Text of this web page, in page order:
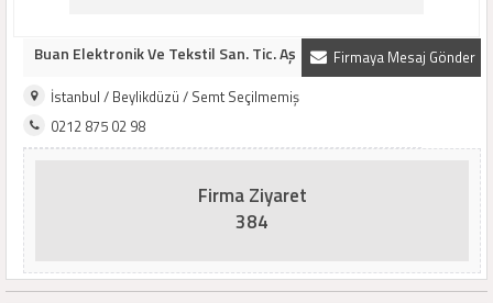
Firmaya Mesaj Gönder
Buan Elektronik Ve Tekstil San. Tic. Aş
İstanbul / Beylikdüzü / Semt Seçilmemiş
0212 875 02 98
Firma Ziyaret
384